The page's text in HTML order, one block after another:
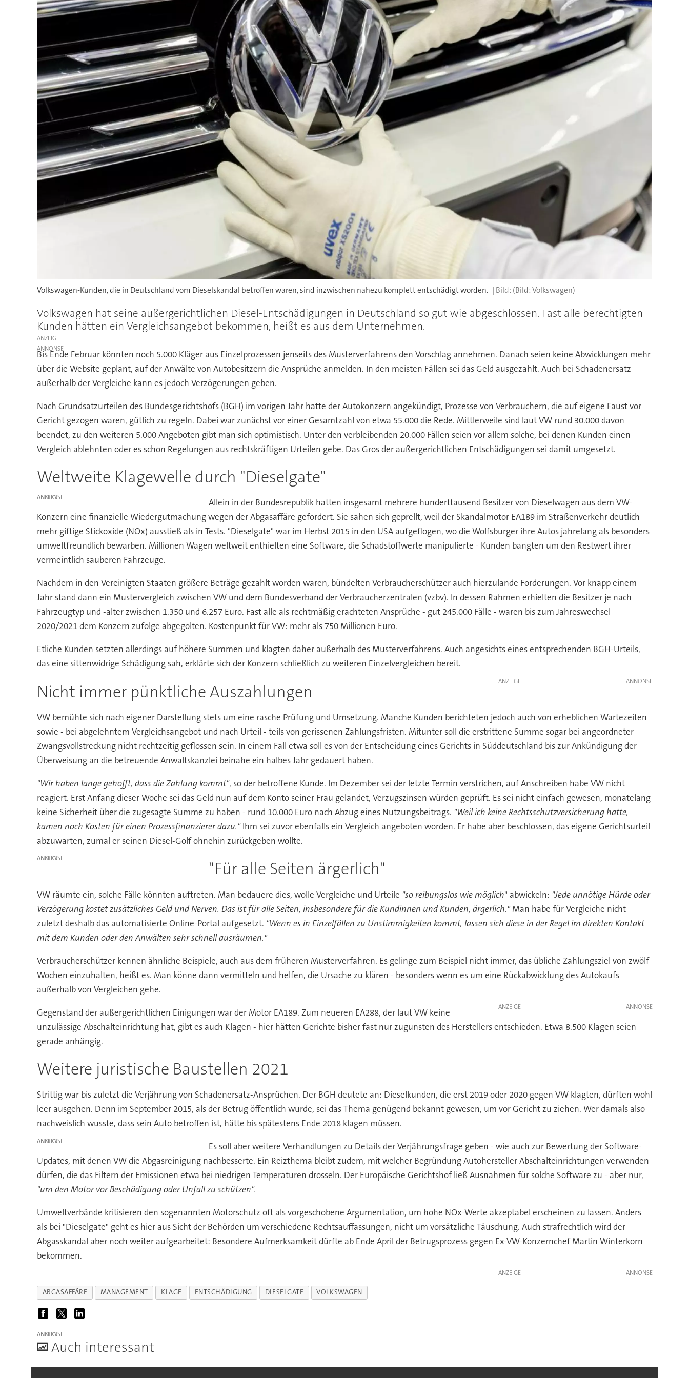
Volkswagen-Kunden, die in Deutschland vom Dieselskandal betroffen waren, sind inzwischen nahezu komplett entschädigt worden. (Bild: Volkswagen)
Volkswagen hat seine außergerichtlichen Diesel-Entschädigungen in Deutschland so gut wie abgeschlossen. Fast alle berechtigten
Kunden hätten ein Vergleichsangebot bekommen, heißt es aus dem Unternehmen.
ANZEIGE
Bis Ende Februar könnten noch 5.000 Kläger aus Einzelprozessen jenseits des Musterverfahrens den Vorschlag annehmen. Danach seien keine Abwicklungen mehr
über die Website geplant, auf der Anwälte von Autobesitzern die Ansprüche anmelden. In den meisten Fällen sei das Geld ausgezahlt. Auch bei Schadenersatz
außerhalb der Vergleiche kann es jedoch Verzögerungen geben.
Nach Grundsatzurteilen des Bundesgerichtshofs (BGH) im vorigen Jahr hatte der Autokonzern angekündigt, Prozesse von Verbrauchern, die auf eigene Faust vor
Gericht gezogen waren, gütlich zu regeln. Dabei war zunächst vor einer Gesamtzahl von etwa 55.000 die Rede. Mittlerweile sind laut VW rund 30.000 davon
beendet, zu den weiteren 5.000 Angeboten gibt man sich optimistisch. Unter den verbleibenden 20.000 Fällen seien vor allem solche, bei denen Kunden einen
Vergleich ablehnten oder es schon Regelungen aus rechtskräftigen Urteilen gebe. Das Gros der außergerichtlichen Entschädigungen sei damit umgesetzt.
Weltweite Klagewelle durch "Dieselgate"
ANZEIGE
Allein in der Bundesrepublik hatten insgesamt mehrere hunderttausend Besitzer von Dieselwagen aus dem VW-
Konzern eine finanzielle Wiedergutmachung wegen der Abgasaffäre gefordert. Sie sahen sich geprellt, weil der Skandalmotor EA189 im Straßenverkehr deutlich
mehr giftige Stickoxide (NOx) ausstieß als in Tests. "Dieselgate" war im Herbst 2015 in den USA aufgeflogen, wo die Wolfsburger ihre Autos jahrelang als besonders
umweltfreundlich bewarben. Millionen Wagen weltweit enthielten eine Software, die Schadstoffwerte manipulierte - Kunden bangten um den Restwert ihrer
vermeintlich sauberen Fahrzeuge.
Nachdem in den Vereinigten Staaten größere Beträge gezahlt worden waren, bündelten Verbraucherschützer auch hierzulande Forderungen. Vor knapp einem
Jahr stand dann ein Mustervergleich zwischen VW und dem Bundesverband der Verbraucherzentralen (vzbv). In dessen Rahmen erhielten die Besitzer je nach
Fahrzeugtyp und -alter zwischen 1.350 und 6.257 Euro. Fast alle als rechtmäßig erachteten Ansprüche - gut 245.000 Fälle - waren bis zum Jahreswechsel
2020/2021 dem Konzern zufolge abgegolten. Kostenpunkt für VW: mehr als 750 Millionen Euro.
Etliche Kunden setzten allerdings auf höhere Summen und klagten daher außerhalb des Musterverfahrens. Auch angesichts eines entsprechenden BGH-Urteils,
das eine sittenwidrige Schädigung sah, erklärte sich der Konzern schließlich zu weiteren Einzelvergleichen bereit.
ANZEIGE
Nicht immer pünktliche Auszahlungen
VW bemühte sich nach eigener Darstellung stets um eine rasche Prüfung und Umsetzung. Manche Kunden berichteten jedoch auch von erheblichen Wartezeiten
sowie - bei abgelehntem Vergleichsangebot und nach Urteil - teils von gerissenen Zahlungsfristen. Mitunter soll die erstrittene Summe sogar bei angeordneter
Zwangsvollstreckung nicht rechtzeitig geflossen sein. In einem Fall etwa soll es von der Entscheidung eines Gerichts in Süddeutschland bis zur Ankündigung der
Überweisung an die betreuende Anwaltskanzlei beinahe ein halbes Jahr gedauert haben.
"Wir haben lange gehofft, dass die Zahlung kommt", so der betroffene Kunde. Im Dezember sei der letzte Termin verstrichen, auf Anschreiben habe VW nicht
reagiert. Erst Anfang dieser Woche sei das Geld nun auf dem Konto seiner Frau gelandet, Verzugszinsen würden geprüft. Es sei nicht einfach gewesen, monatelang
keine Sicherheit über die zugesagte Summe zu haben - rund 10.000 Euro nach Abzug eines Nutzungsbeitrags. "Weil ich keine Rechtsschutzversicherung hatte,
kamen noch Kosten für einen Prozessfinanzierer dazu."Ihm sei zuvor ebenfalls ein Vergleich angeboten worden. Er habe aber beschlossen, das eigene Gerichtsurteil
abzuwarten, zumal er seinen Diesel-Golf ohnehin zurückgeben wollte.
ANZEIGE "Für alle Seiten ärgerlich"
VW räumte ein, solche Fälle könnten auftreten. Man bedauere dies, wolle Vergleiche und Urteile "so reibungslos wie möglich" abwickeln: "Jede unnötige Hürde oder
Verzögerung kostet zusätzliches Geld und Nerven. Das ist für alle Seiten, insbesondere für die Kundinnen und Kunden, ärgerlich."Man habe für Vergleiche nicht
zuletzt deshalb das automatisierte Online-Portal aufgesetzt. "Wenn es in Einzelfällen zu Unstimmigkeiten kommt, lassen sich diese in der Regel im direkten Kontakt
mit dem Kunden oder den Anwälten sehr schnell ausräumen."
Verbraucherschützer kennen ähnliche Beispiele, auch aus dem früheren Musterverfahren. Es gelinge zum Beispiel nicht immer, das übliche Zahlungsziel von zwölf
Wochen einzuhalten, heißt es. Man könne dann vermitteln und helfen, die Ursache zu klären - besonders wenn es um eine Rückabwicklung des Autokaufs
außerhalb von Vergleichen gehe.
ANZEIGE
Gegenstand der außergerichtlichen Einigungen war der Motor EA189. Zum neueren EA288, der laut VW keine
unzulässige Abschalteinrichtung hat, gibt es auch Klagen - hier hätten Gerichte bisher fast nur zugunsten des Herstellers entschieden. Etwa 8.500 Klagen seien
gerade anhängig.
Weitere juristische Baustellen 2021
Strittig war bis zuletzt die Verjährung von Schadenersatz-Ansprüchen. Der BGH deutete an: Dieselkunden, die erst 2019 oder 2020 gegen VW klagten, dürften wohl
leer ausgehen. Denn im September 2015, als der Betrug öffentlich wurde, sei das Thema genügend bekannt gewesen, um vor Gericht zu ziehen. Wer damals also
nachweislich wusste, dass sein Auto betroffen ist, hätte bis spätestens Ende 2018 klagen müssen.
ANZEIGE
Es soll aber weitere Verhandlungen zu Details der Verjährungsfrage geben - wie auch zur Bewertung der Software-
Updates, mit denen VW die Abgasreinigung nachbesserte. Ein Reizthema bleibt zudem, mit welcher Begründung Autohersteller Abschalteinrichtungen verwenden
dürfen, die das Filtern der Emissionen etwa bei niedrigen Temperaturen drosseln. Der Europäische Gerichtshof ließ Ausnahmen für solche Software zu - aber nur,
"um den Motor vor Beschädigung oder Unfall zu schützen".
Umweltverbände kritisieren den sogenannten Motorschutz oft als vorgeschobene Argumentation, um hohe NOx-Werte akzeptabel erscheinen zu lassen. Anders
als bei "Dieselgate" geht es hier aus Sicht der Behörden um verschiedene Rechtsauffassungen, nicht um vorsätzliche Täuschung. Auch strafrechtlich wird der
Abgasskandal aber noch weiter aufgearbeitet: Besondere Aufmerksamkeit dürfte ab Ende April der Betrugsprozess gegen Ex-VW-Konzernchef Martin Winterkorn
bekommen.
ANZEIGE
ABGASAFFÄRE MANAGEMENT KLAGE ENTSCHÄDIGUNG DIESELGATE VOLKSWAGEN
ANZEIGE
Auch interessant